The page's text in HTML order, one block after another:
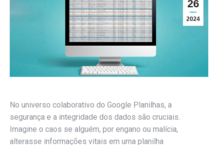
26
2024
No universo colaborativo do Google Planilhas, a
segurança e a integridade dos dados são cruciais.
Imagine o caos se alguém, por engano ou malícia,
alterasse informações vitais em uma planilha